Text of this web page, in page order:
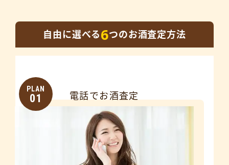
自由に選べる6つのお酒査定方法
PLAN
01 電話でお酒査定